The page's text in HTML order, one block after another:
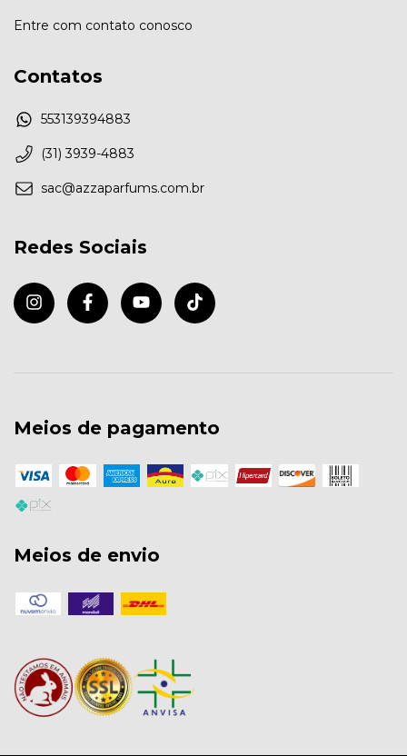
Entre com contato conosco
Contatos
553139394883
(31) 3939-4883
sac@azzaparfums.com.br
Redes Sociais
Meios de pagamento
Meios de envio